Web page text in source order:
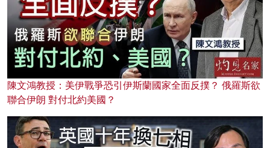
陳文鴻教授：美伊戰爭恐引伊斯蘭國家全面反撲？ 俄羅斯欲
聯合伊朗 對付北約美國？